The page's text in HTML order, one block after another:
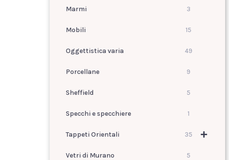
Marmi 3
Mobili 15
Oggettistica varia 49
Porcellane 9
Sheffield 5
Specchi e specchiere 1
Tappeti Orientali 35
Vetri di Murano 5